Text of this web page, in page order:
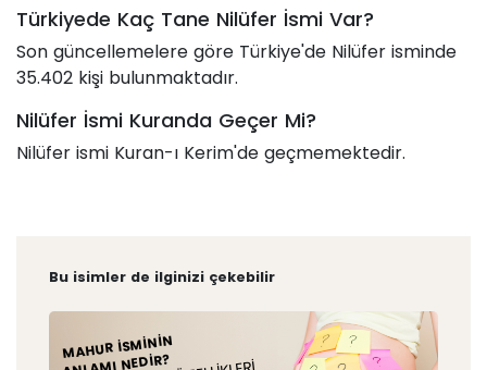
Türkiyede Kaç Tane Nilüfer İsmi Var?
Son güncellemelere göre Türkiye'de Nilüfer isminde
35.402 kişi bulunmaktadır.
Nilüfer İsmi Kuranda Geçer Mi?
Nilüfer ismi Kuran-ı Kerim'de geçmemektedir.
Bu isimler de ilginizi çekebilir
MAHUR İSMININ